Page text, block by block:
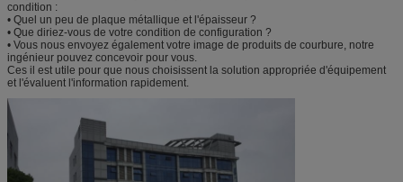
condition :
• Quel un peu de plaque métallique et l'épaisseur ?
• Que diriez-vous de votre condition de configuration ?
• Vous nous envoyez également votre image de produits de courbure, notre
ingénieur pouvez concevoir pour vous.
Ces il est utile pour que nous choisissent la solution appropriée d'équipement
et l'évaluent l'information rapidement.